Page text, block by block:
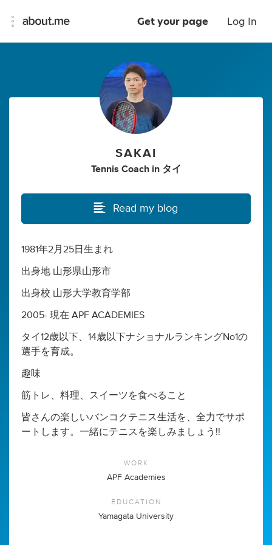
Get your page Log In
SAKAI
Tennis Coach in タイ
Read my blog
1981年2月25日生まれ
出身地 山形県山形市
出身校 山形大学教育学部
2005- 現在 APF ACADEMIES
タイ12歳以下、14歳以下ナショナルランキングNo1の
選手を育成。
趣味
筋トレ、料理、スイーツを食べること
皆さんの楽しいバンコクテニス生活を、全力でサポ
ートします。一緒にテニスを楽しみましょう!!
WORK
APF Academies
EDUCATION
Yamagata University